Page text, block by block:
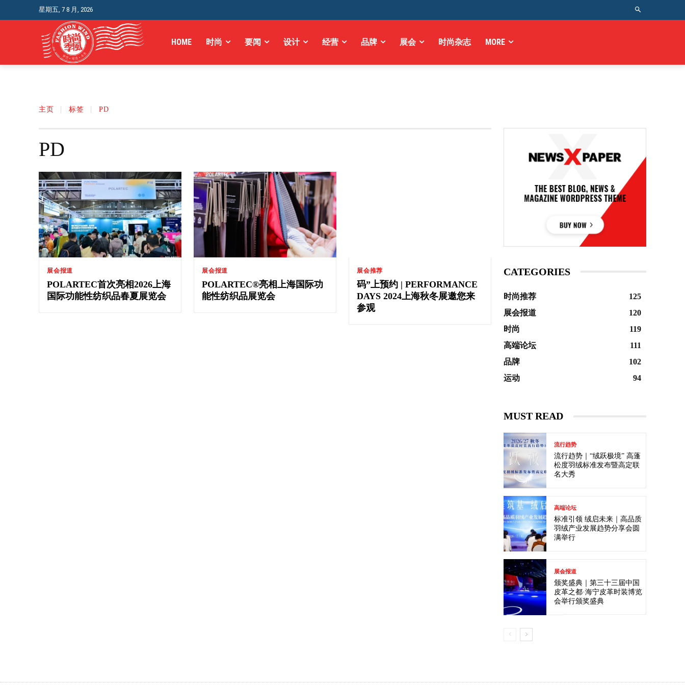
星期五, 7 8 月, 2026
HOME 时尚 要闻 设计 经营 品牌 展会 时尚杂志 MORE
主页 标签 PD
PD
展会报道
POLARTEC首次亮相2026上海
国际功能性纺织品春夏展览会
展会报道
POLARTEC®亮相上海国际功
能性纺织品展览会
展会推荐
码”上预约 | PERFORMANCE
DAYS 2024上海秋冬展邀您来
参观
CATEGORIES
时尚推荐
125
展会报道
120
时尚
119
高端论坛
111
品牌
102
运动
94
MUST READ
流行趋势
流行趋势｜“绒跃极境” 高蓬
松度羽绒标准发布暨高定联
名大秀
高端论坛
标准引领 绒启未来｜高品质
羽绒产业发展趋势分享会圆
满举行
展会报道
颁奖盛典｜第三十三届中国
皮革之都·海宁皮革时装博览
会举行颁奖盛典